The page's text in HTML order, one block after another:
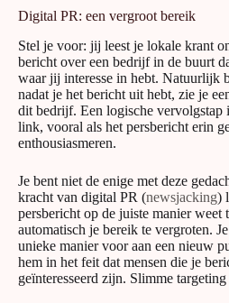
met jouw naam in een serieuze toon,
succesratio.
Misschien twijfel je of jouw
zijn voor PR linkbuilding. Deze
met de juiste insteek kan elk bedrijf
deze dienst. Het zal per bedrijf
persbericht zal zijn en ook waar het
door de juistelinkbuilding strategie
veel nieuwe klanten geïntroduceerd
Of je nu de focus legt op de grote
juist je naam probeert te vestigen
public relations linkbuilding zorg jij
interessante manier onder de
mogelijke persberichten zijn het
Digital PR: een vergroot bereik
Stel je voor: jij leest je lokale krant
bericht over een bedrijf in de buurt
waar jij interesse in hebt. Natuurlijk
nadat je het bericht uit hebt, zie je
dit bedrijf. Een logische vervolgstap
link, vooral als het persbericht erin
enthousiasmeren.
Je bent niet de enige met deze
kracht van digital PR (newsjacking)
persbericht op de juiste manier weet
automatisch je bereik te vergroten.
unieke manier voor aan een nieuw
hem in het feit dat mensen die je
geïnteresseerd zijn. Slimme targeting